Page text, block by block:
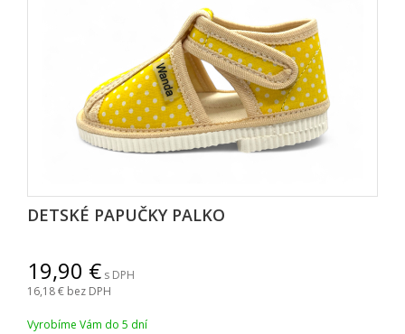
DETSKÉ PAPUČKY PALKO
19,90
s DPH
16,18 bez DPH
Vyrobíme Vám do 5 dní